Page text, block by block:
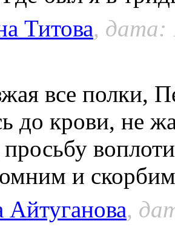
Титова, дата:
все полки,
до крови, не
и
Айтуганова,